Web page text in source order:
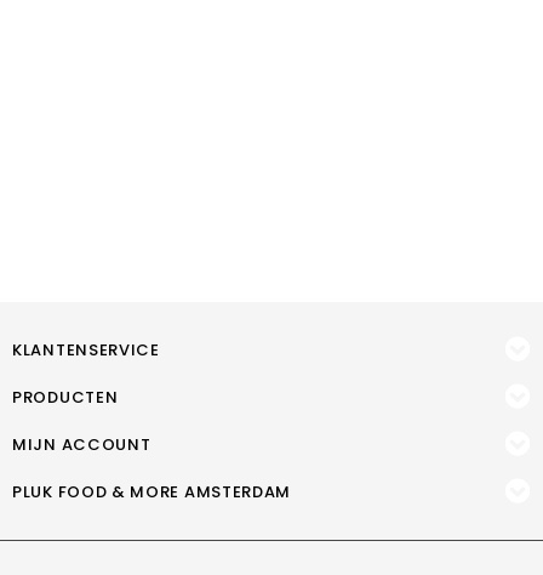
KLANTENSERVICE
PRODUCTEN
MIJN ACCOUNT
PLUK FOOD & MORE AMSTERDAM